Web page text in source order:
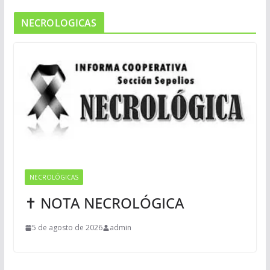
NECROLOGICAS
NECROLÓGICAS
✝ NOTA NECROLÓGICA
5 de agosto de 2026 admin